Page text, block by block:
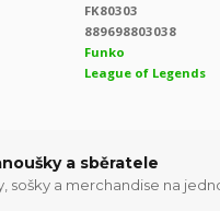
FK80303
889698803038
Funko
League of Legends
a sběratele
sošky a merchandise na